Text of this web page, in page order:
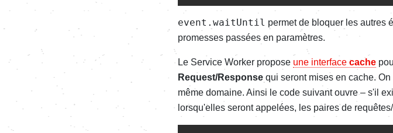
event.waitUntil permet de bloquer les autres
promesses passées en paramètres.
Le Service Worker propose une interface cache
Request/Response qui seront mises en cache.
même domaine. Ainsi le code suivant ouvre ‒ s'il
lorsqu'elles seront appelées, les paires de